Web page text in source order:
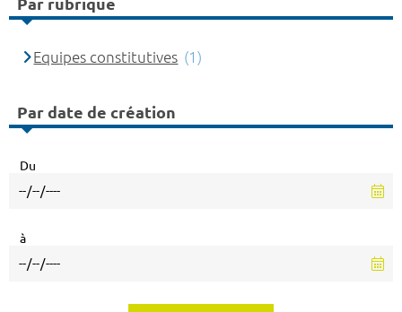
Equipes constitutives (1)
Par date de création
Du
à